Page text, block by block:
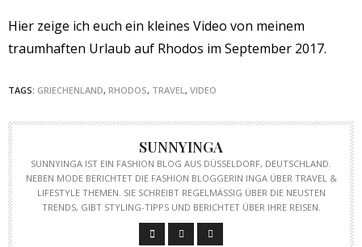
Hier zeige ich euch ein kleines Video von meinem
traumhaften Urlaub auf Rhodos im September 2017.
TAGS: GRIECHENLAND, RHODOS, TRAVEL , VIDEO
SUNNYINGA
SUNNYINGA IST EIN FASHION BLOG AUS DÜSSELDORF, DEUTSCHLAND.
NEBEN MODE BERICHTET DIE FASHION BLOGGERIN INGA ÜBER TRAVEL &
LIFESTYLE THEMEN. SIE SCHREIBT REGELMÄSSIG ÜBER DIE NEUSTEN T
RENDS, GIBT STYLING-TIPPS UND BERICHTET ÜBER IHRE REISEN.